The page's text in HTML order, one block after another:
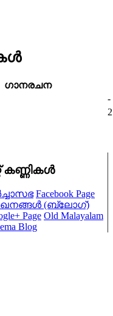
ഗാനരചന
-
2
കണ്ണികള്‍
Facebook Page
(ബ്ലോഗ്)
Page Old Malayalam
Blog